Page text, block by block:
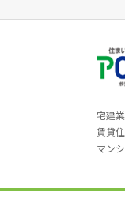
宅建
賃貸
マン